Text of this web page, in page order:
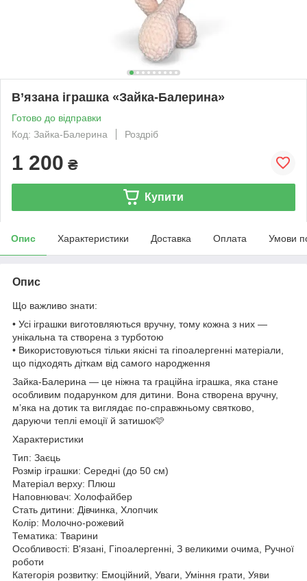
В’язана іграшка «Зайка-Балерина»
Готово до відправки
Код: Зайка-Балерина
Роздріб
1 200 ₴
Купити
Опис Характеристики Доставка Оплата Умови
Опис
Що важливо знати:
• Усі іграшки виготовляються вручну, тому кожна з них —
унікальна та створена з турботою
• Використовуються тільки якісні та гіпоалергенні матеріали,
що підходять діткам від самого народження
Зайка-Балерина — це ніжна та граційна іграшка, яка стане
особливим подарунком для дитини. Вона створена вручну,
м’яка на дотик та виглядає по-справжньому святково,
даруючи теплі емоції й затишок🩷
Характеристики
Тип: Заєць
Розмір іграшки: Середні (до 50 см)
Матеріал верху: Плюш
Наповнювач: Холофайбер
Стать дитини: Дівчинка, Хлопчик
Колір: Молочно-рожевий
Тематика: Тварини
Особливості: В'язані, Гіпоалергенні, З великими очима, Ручної
роботи
Категорія розвитку: Емоційний, Уваги, Уміння грати, Уяви